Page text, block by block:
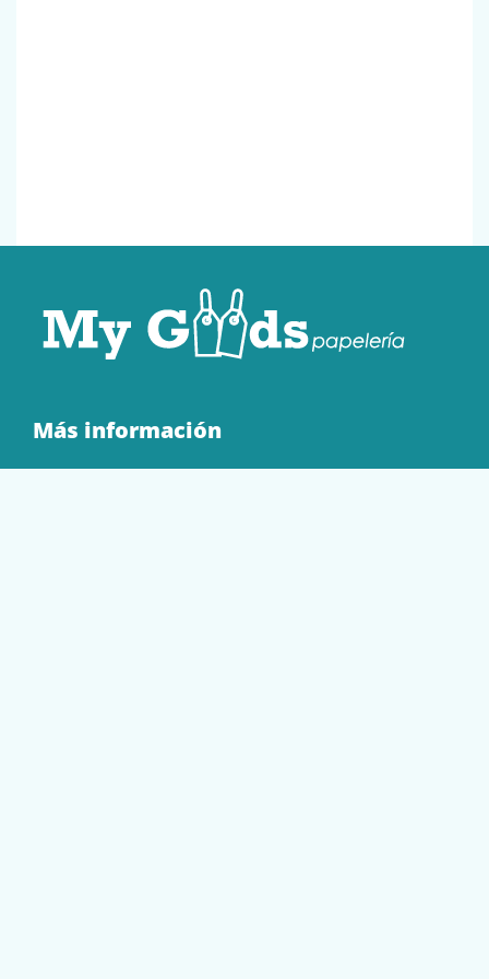
Más información